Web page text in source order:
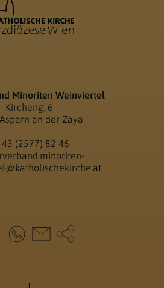
Minoriten Weinviertel
Kircheng. 6
an der Zaya
(2577) 82 46